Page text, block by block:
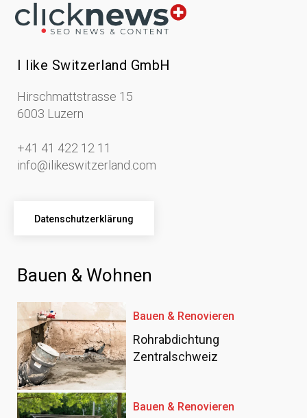
I like Switzerland GmbH
Hirschmattstrasse 15
6003 Luzern
+41 41 422 12 11
info@ilikeswitzerland.com
Datenschutzerklärung
Bauen & Wohnen
Bauen & Renovieren
Rohrabdichtung
Zentralschweiz
Bauen & Renovieren